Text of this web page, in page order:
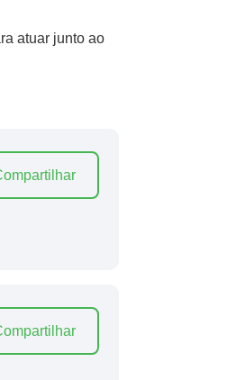
atuar junto ao